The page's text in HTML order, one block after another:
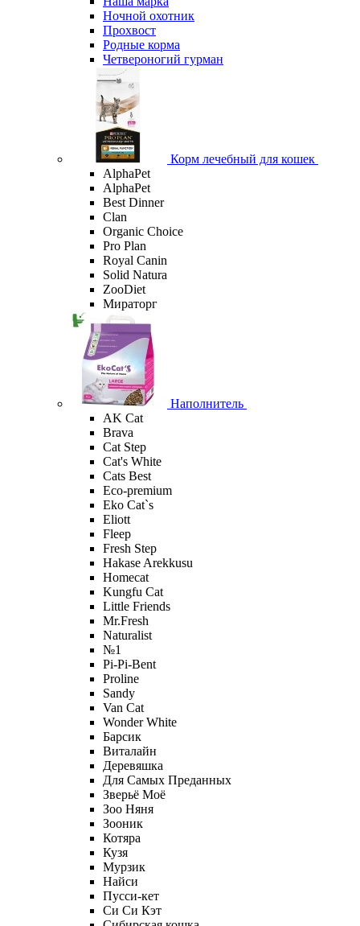
Ночной охотник
Прохвост
Родные корма
Четвероногий гурман
Корм лечебный для кошек
AlphaPet
AlphaPet
Best Dinner
Clan
Organic Сhoice
Pro Plan
Royal Canin
Solid Natura
ZooDiet
Мираторг
Наполнитель
AK Cat
Brava
Cat Step
Cat's White
Cats Best
Eco-premium
Eko Cat`s
Eliott
Fleep
Fresh Step
Hakase Arekkusu
Homecat
Kungfu Cat
Little Friends
Mr.Fresh
Naturalist
№1
Pi-Pi-Bent
Proline
Sandy
Van Cat
Wonder White
Барсик
Виталайн
Деревяшка
Для Самых Преданных
Зверьё Моё
Зоо Няня
Зооник
Котяра
Кузя
Мурзик
Найси
Пусси-кет
Си Си Кэт